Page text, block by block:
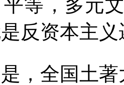
等，多元
反资本主
，全国土著